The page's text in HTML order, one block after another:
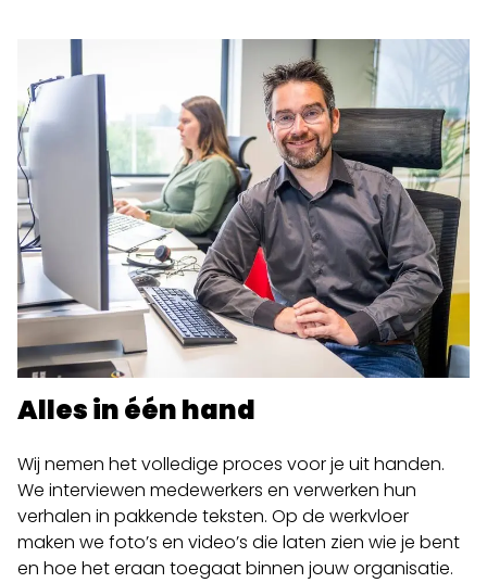
Alles in één hand
Wij nemen het volledige proces voor je uit handen.
We interviewen medewerkers en verwerken hun
verhalen in pakkende teksten. Op de werkvloer
maken we foto’s en video’s die laten zien wie je bent
en hoe het eraan toegaat binnen jouw organisatie.